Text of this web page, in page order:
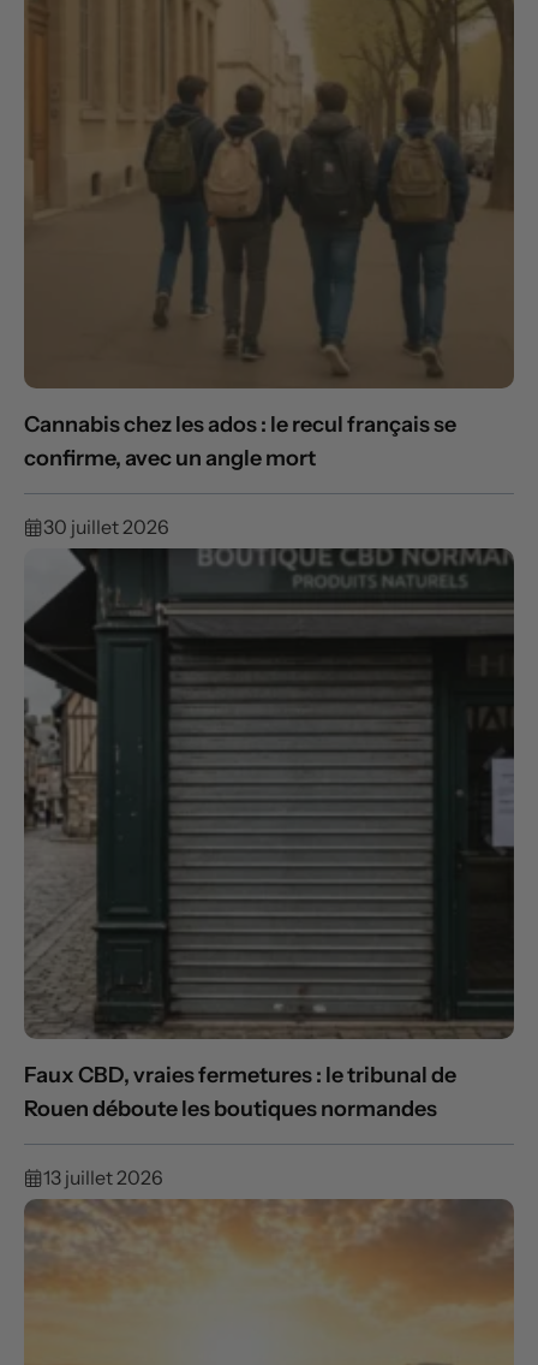
Cannabis chez les ados : le recul français se
confirme, avec un angle mort
30 juillet 2026
Faux CBD, vraies fermetures : le tribunal de
Rouen déboute les boutiques normandes
13 juillet 2026